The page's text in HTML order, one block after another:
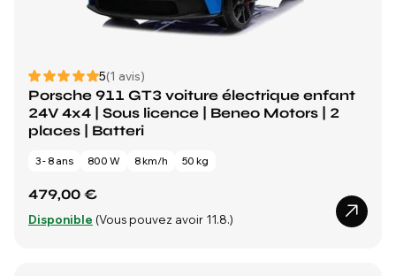
5(1 avis)
Porsche 911 GT3 voiture électrique enfant
24V 4x4 | Sous licence | Beneo Motors | 2
places | Batteri
3 - 8 ans 800 W 8 km/h 50 kg
479,00 €
Disponible (Vous pouvez avoir 11.8.)